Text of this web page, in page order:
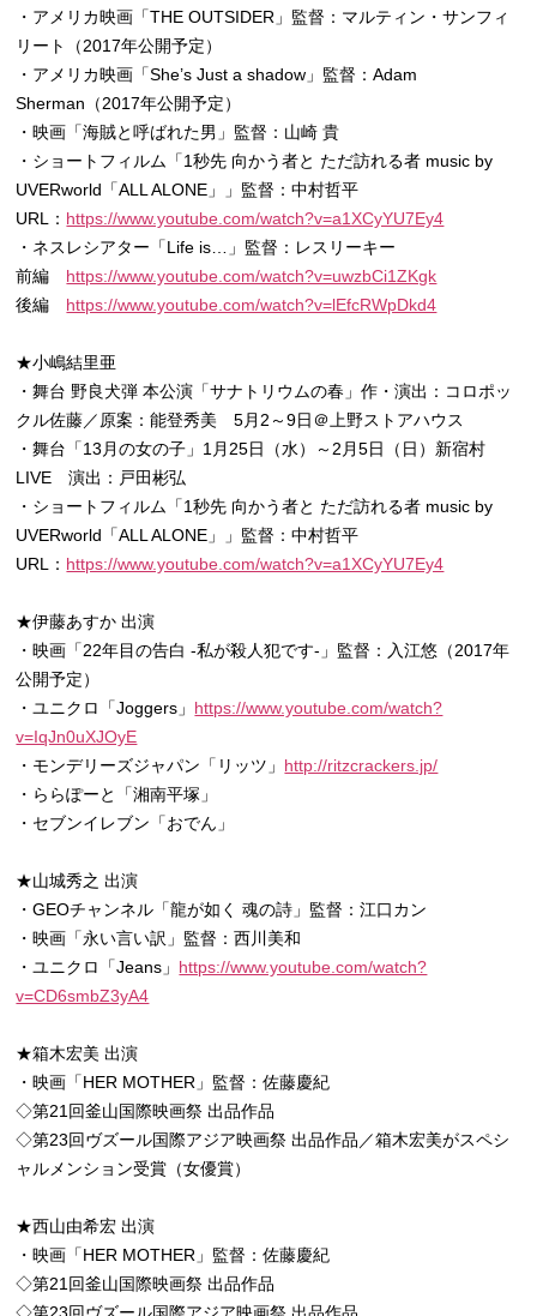
・アメリカ映画「THE OUTSIDER」監督：マルティン・サンフィ
リート（2017年公開予定）
・アメリカ映画「She’s Just a shadow」監督：Adam
Sherman（2017年公開予定）
・映画「海賊と呼ばれた男」監督：山崎 貴
・ショートフィルム「1秒先 向かう者と ただ訪れる者 music by
UVERworld「ALL ALONE」」監督：中村哲平
URL： https://www.youtube.com/watch?v=a1XCyYU7Ey4
・ネスレシアター「Life is…」監督：レスリーキー
前編 https://www.youtube.com/watch?v=uwzbCi1ZKgk
後編 https://www.youtube.com/watch?v=lEfcRWpDkd4
★小嶋結里亜
・舞台 野良犬弾 本公演「サナトリウムの春」作・演出：コロポッ
クル佐藤／原案：能登秀美 5月2～9日＠上野ストアハウス
・舞台「13月の女の子」1月25日（水）～2月5日（日）新宿村
LIVE 演出：戸田彬弘
・ショートフィルム「1秒先 向かう者と ただ訪れる者 music by
UVERworld「ALL ALONE」」監督：中村哲平
URL： https://www.youtube.com/watch?v=a1XCyYU7Ey4
★伊藤あすか 出演
・映画「22年目の告白 -私が殺人犯です-」監督：入江悠（2017年
公開予定）
・ユニクロ「Joggers」 https://www.youtube.com/watch?
v=IqJn0uXJOyE
・モンデリーズジャパン「リッツ」 http://ritzcrackers.jp/
・ららぽーと「湘南平塚」
・セブンイレブン「おでん」
★山城秀之 出演
・GEOチャンネル「龍が如く 魂の詩」監督：江口カン
・映画「永い言い訳」監督：西川美和
・ユニクロ「Jeans」 https://www.youtube.com/watch?
v=CD6smbZ3yA4
★箱木宏美 出演
・映画「HER MOTHER」監督：佐藤慶紀
◇第21回釜山国際映画祭 出品作品
◇第23回ヴズール国際アジア映画祭 出品作品／箱木宏美がスペシ
ャルメンション受賞（女優賞）
★西山由希宏 出演
・映画「HER MOTHER」監督：佐藤慶紀
◇第21回釜山国際映画祭 出品作品